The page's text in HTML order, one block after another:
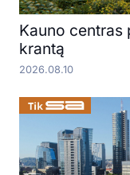
Kauno centras
krantą
2026.08.10